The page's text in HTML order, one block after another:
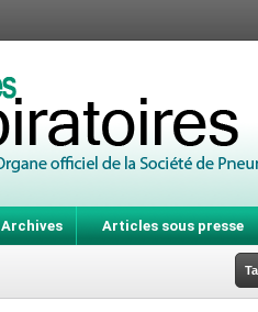
Archives Articles sous presse